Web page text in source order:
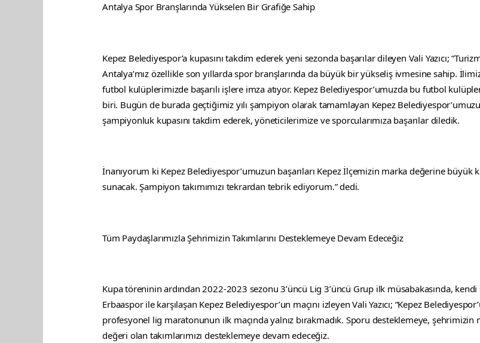
Antalya Spor Branşlarında Yükselen Bir Grafiğe Sahip
Kepez Belediyespor’a kupasını takdim ederek yeni sezonda başarılar dileyen Vali Yazıcı;
Antalya’mız özellikle son yıllarda spor branşlarında da büyük bir yükseliş ivmesine sahip.
futbol kulüplerimizde başarılı işlere imza atıyor. Kepez Belediyespor’umuzda bu futbol
biri. Bugün de burada geçtiğimiz yılı şampiyon olarak tamamlayan Kepez
şampiyonluk kupasını takdim ederek, yöneticilerimize ve sporcularımıza başarılar diledik.
İnanıyorum ki Kepez Belediyespor’umuzun başarıları Kepez İlçemizin marka değerine büyük
sunacak. Şampiyon takımımızı tekrardan tebrik ediyorum.” dedi.
Tüm Paydaşlarımızla Şehrimizin Takımlarını Desteklemeye Devam Edeceğiz
Kupa töreninin ardından 2022-2023 sezonu 3’üncü Lig 3’üncü Grup ilk müsabakasında, kendi
Erbaaspor ile karşılaşan Kepez Belediyespor’un maçını izleyen Vali Yazıcı; “Kepez
profesyonel lig maratonunun ilk maçında yalnız bırakmadık. Sporu desteklemeye, şehrimizin
değeri olan takımlarımızı desteklemeye devam edeceğiz.